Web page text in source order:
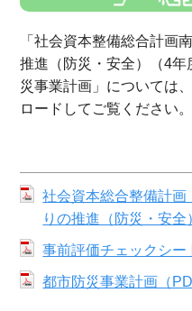
「社会資本整備総合計画
推進（防災・安全）（4
災事業計画」については
ロードしてご覧ください。
社会資本総合整備計画
りの推進（防災・安全
事前評価チェックシー
都市防災事業計画（